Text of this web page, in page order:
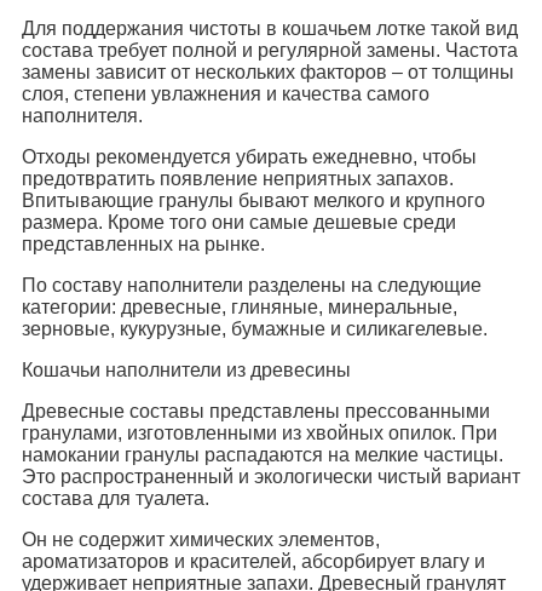
Для поддержания чистоты в кошачьем лотке такой вид
состава требует полной и регулярной замены. Частота
замены зависит от нескольких факторов – от толщины
слоя, степени увлажнения и качества самого
наполнителя.
Отходы рекомендуется убирать ежедневно, чтобы
предотвратить появление неприятных запахов.
Впитывающие гранулы бывают мелкого и крупного
размера. Кроме того они самые дешевые среди
представленных на рынке.
По составу наполнители разделены на следующие
категории: древесные, глиняные, минеральные,
зерновые, кукурузные, бумажные и силикагелевые.
Кошачьи наполнители из древесины
Древесные составы представлены прессованными
гранулами, изготовленными из хвойных опилок. При
намокании гранулы распадаются на мелкие частицы.
Это распространенный и экологически чистый вариант
состава для туалета.
Он не содержит химических элементов,
ароматизаторов и красителей, абсорбирует влагу и
удерживает неприятные запахи. Древесный гранулят